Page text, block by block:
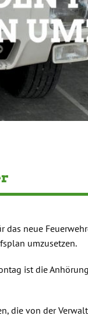
das neue
umzusetzen.
ist die
die von der